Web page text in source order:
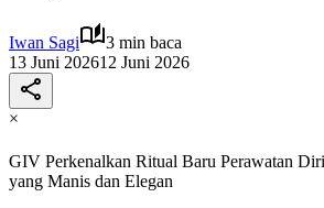
Iwan Sagi
3 min baca
13 Juni 202612 Juni 2026
×
GIV Perkenalkan Ritual Baru Perawatan
yang Manis dan Elegan